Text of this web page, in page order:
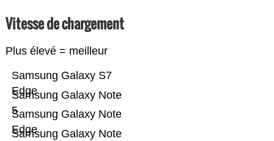
Vitesse de chargement
Plus élevé = meilleur
Samsung Galaxy Note
Samsung Galaxy Note
Edge
Samsung Galaxy Note
5
Samsung Galaxy S7
Edge